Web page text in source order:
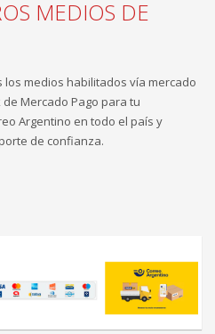
MEDIOS DE
medios habilitados vía mercado
Mercado Pago para tu
Argentino en todo el país y
de confianza.